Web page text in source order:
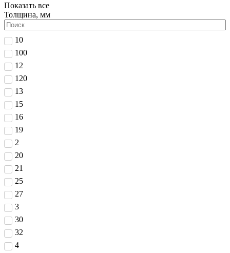
Показать все
Толщина, мм
10
100
12
120
13
15
16
19
2
20
21
25
27
3
30
32
4